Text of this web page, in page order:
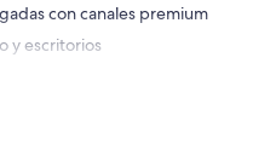
con canales premium
y escritorios